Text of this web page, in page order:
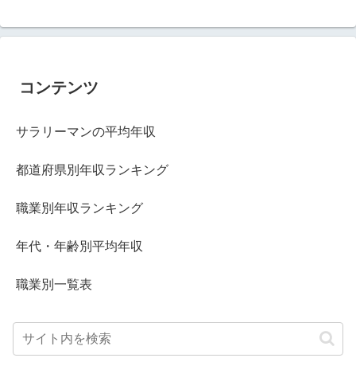
コンテンツ
サラリーマンの平均年収
都道府県別年収ランキング
職業別年収ランキング
年代・年齢別平均年収
職業別一覧表